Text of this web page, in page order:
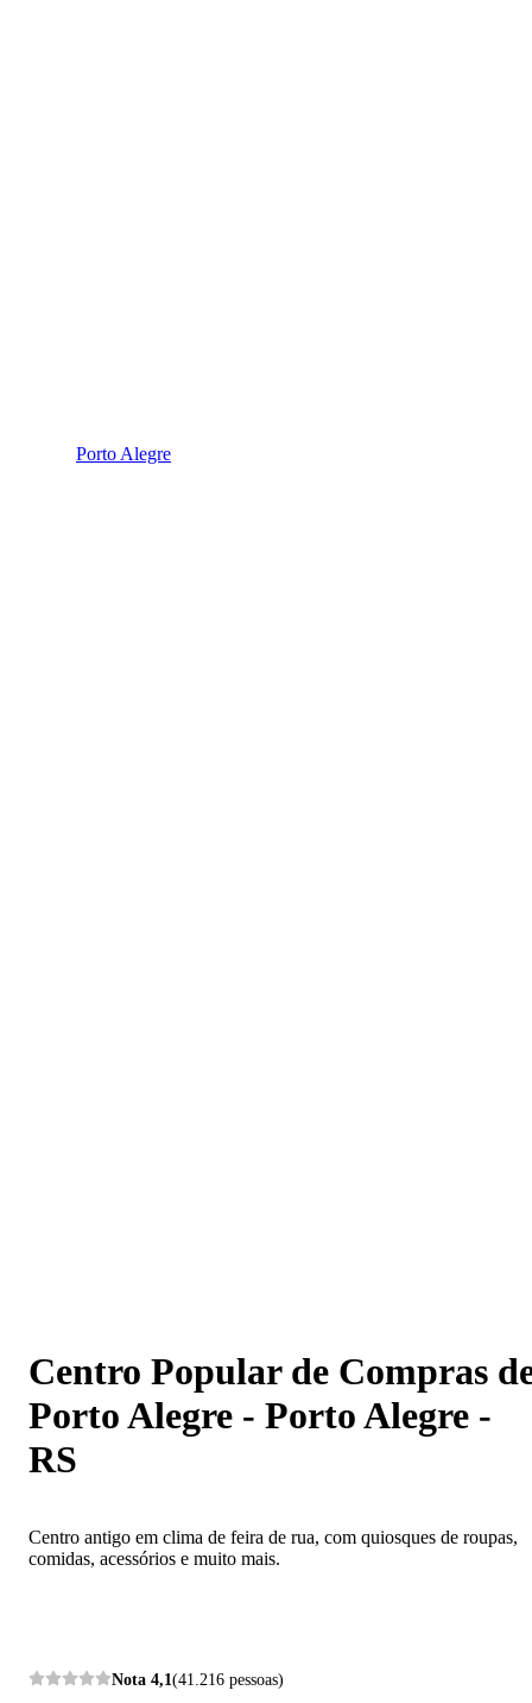
Porto Alegre
Centro Popular de Compras
Porto Alegre - Porto Alegre -
RS
Centro antigo em clima de feira de rua, com quiosques de roupas,
comidas, acessórios e muito mais.
Nota 4,1 (41.216 pessoas)